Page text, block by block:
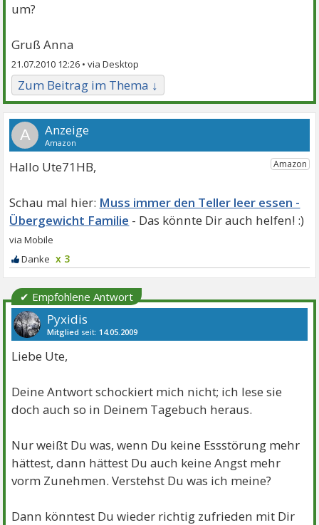
um?
Gruß Anna
21.07.2010 12:26 •
Zum Beitrag im Thema ↓
A
Hallo Ute71HB,
Muss immer den Teller leer essen -
Übergewicht Familie
x 3
✔ Empfohlene Antwort
Pyxidis
Mitglied seit: 14.05.2009
Liebe Ute,
Deine Antwort schockiert mich nicht; ich lese sie
doch auch so in Deinem Tagebuch heraus.
Nur weißt Du was, wenn Du keine Essstörung mehr
hättest, dann hättest Du auch keine Angst mehr
vorm Zunehmen. Verstehst Du was ich meine?
Dann könntest Du wieder richtig zufrieden mit Dir